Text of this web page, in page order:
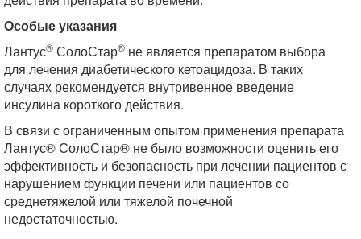
Особые указания
Лантус® СолоСтар® не является препаратом выбора
для лечения диабетического кетоацидоза. В таких
случаях рекомендуется внутривенное введение
инсулина короткого действия.
В связи с ограниченным опытом применения препарата
Лантус® СолоСтар® не было возможности оценить его
эффективность и безопасность при лечении пациентов с
нарушением функции печени или пациентов со
среднетяжелой или тяжелой почечной
недостаточностью.